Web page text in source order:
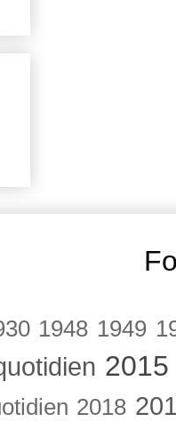
1948 1949
2018